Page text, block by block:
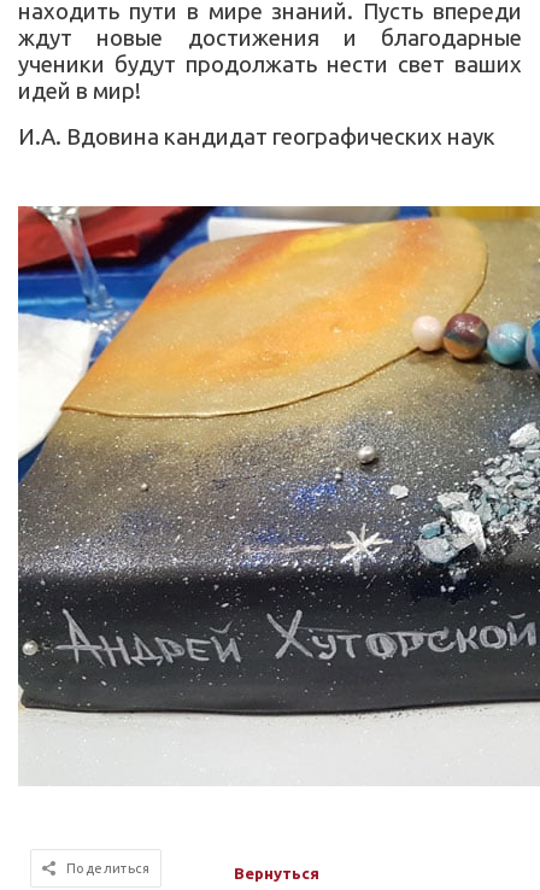
находить пути в мире знаний. Пусть впереди
ждут новые достижения и благодарные
ученики будут продолжать нести свет ваших
идей в мир!
И.А. Вдовина кандидат географических наук
Поделиться Вернуться